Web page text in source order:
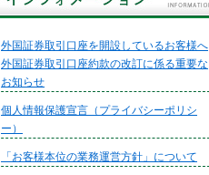
外国証券取引口座を開設しているお客様へ
外国証券取引口座約款の改訂に係る重要な
お知らせ
個人情報保護宣言（プライバシーポリシ
ー）
「お客様本位の業務運営方針」について